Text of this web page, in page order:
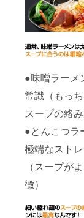
●味噌ラーメ
常識（もっ
スープの絡み
●とんこつラ
極端なスト
（スープが
徴）